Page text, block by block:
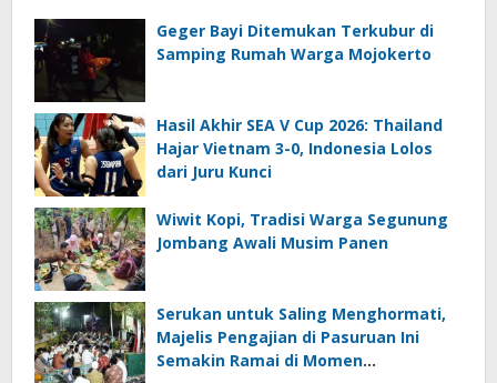
Geger Bayi Ditemukan Terkubur di
Samping Rumah Warga Mojokerto
Hasil Akhir SEA V Cup 2026: Thailand
Hajar Vietnam 3-0, Indonesia Lolos
dari Juru Kunci
Wiwit Kopi, Tradisi Warga Segunung
Jombang Awali Musim Panen
Serukan untuk Saling Menghormati,
Majelis Pengajian di Pasuruan Ini
Semakin Ramai di Momen